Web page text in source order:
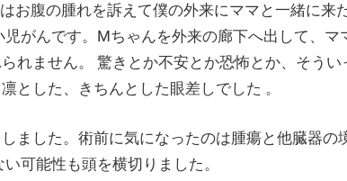
お腹の腫れを訴えて僕の外来にママと一緒に来
児がんです。Mちゃんを外来の廊下へ出して、
れません。 驚きとか不安とか恐怖とか、そう
とした、きちんとした眼差しでした 。
ました。術前に気になったのは腫瘍と他臓器の
可能性も頭を横切りました。